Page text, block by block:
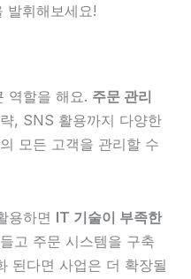
발휘해보세요!
역할을 해요. 주문 관리
, SNS 활용까지 다양한
모든 고객을 관리할 수
용하면 IT 기술이 부족한
고 주문 시스템을 구축
된다면 사업은 더 확장될